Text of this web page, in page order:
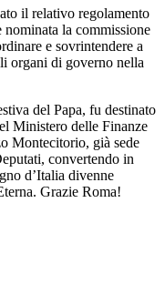
il relativo regolamento
la commissione
e sovrintendere a
organi di governo nella
del Papa, fu destinato
Ministero delle Finanze
Montecitorio, già sede
convertendo in
d’Italia divenne
Grazie Roma!